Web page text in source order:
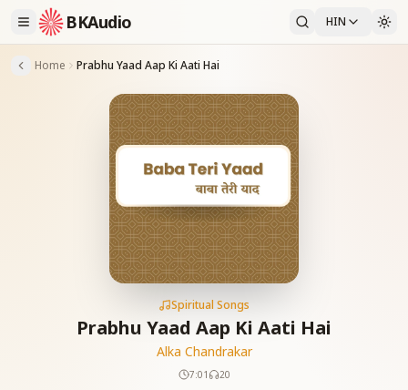
BKAudio HIN
Home Prabhu Yaad Aap Ki Aati Hai
Spiritual Songs
Prabhu Yaad Aap Ki Aati Hai
Alka Chandrakar
7:01 20